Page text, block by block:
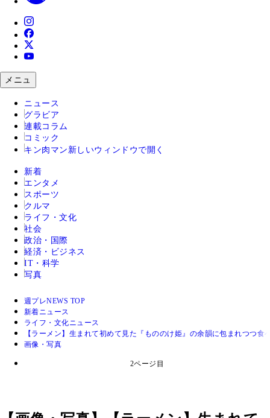
メニュ
ニュース
グラビア
連載コラム
コミック
キン肉マン 新しいウィンドウで開く
新着
エンタメ
スポーツ
クルマ
ライフ・文化
社会
政治・国際
経済・ビジネス
IT・科学
写真
週プレNEWS TOP
新着ニュース
ライフ・文化ニュース
【ラーメン】生まれて初めて見た『もののけ姫』の余韻に包まれつつ
画像・写真
2ページ目